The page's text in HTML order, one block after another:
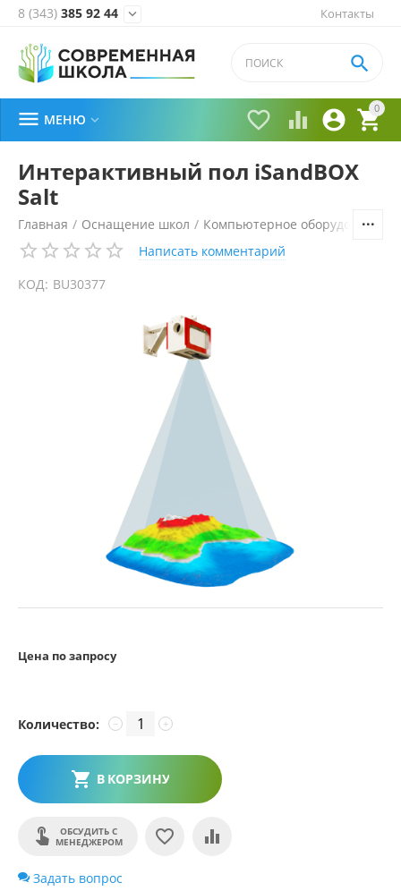
Контакты
8 (343) 385 92 44 
0


 

 МЕНЮ 
Интерактивный пол iSandBOX
Salt
Главная / Оснащение школ / Компьютерное оборудование,
Написать комментарий
КОД: BU30377
Цена по запросу
Количество: +
−
В КОРЗИНУ
ОБСУДИТЬ С
МЕНЕДЖЕРОМ
Задать вопрос